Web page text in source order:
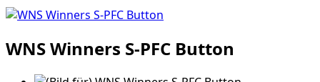
WNS Winners S-PFC Button